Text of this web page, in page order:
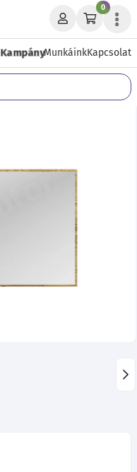
0
KampányMunkáinkKapcsolat